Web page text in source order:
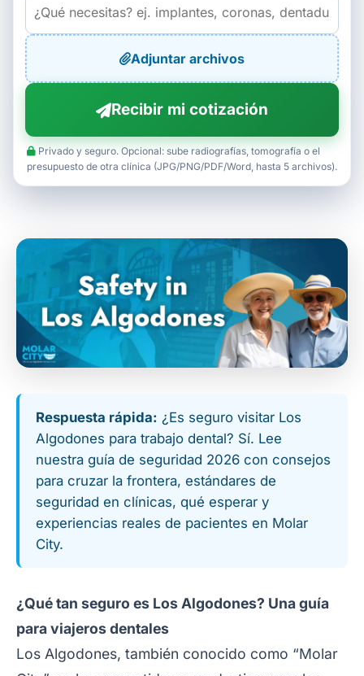
Adjuntar archivos
Recibir mi cotización
Privado y seguro. Opcional: sube radiografías, tomografía o el
presupuesto de otra clínica (JPG/PNG/PDF/Word, hasta 5 archivos).
Respuesta rápida: ¿Es seguro visitar Los
Algodones para trabajo dental? Sí. Lee
nuestra guía de seguridad 2026 con consejos
para cruzar la frontera, estándares de
seguridad en clínicas, qué esperar y
experiencias reales de pacientes en Molar
City.
¿Qué tan seguro es Los Algodones? Una guía
para viajeros dentales
Los Algodones, también conocido como “Molar